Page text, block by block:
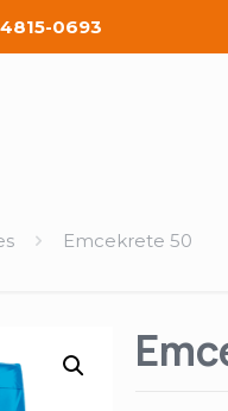
4815-0693
Emcekrete 50